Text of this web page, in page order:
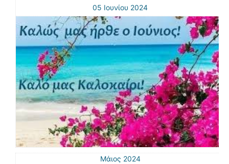
05 Ιουνίου 2024
Μάιος 2024